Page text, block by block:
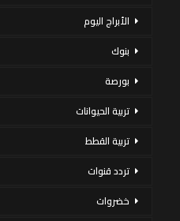
الأبراج اليوم
بنوك
بورصة
تربية الحيوانات
تربية القطط
تردد قنوات
خضروات